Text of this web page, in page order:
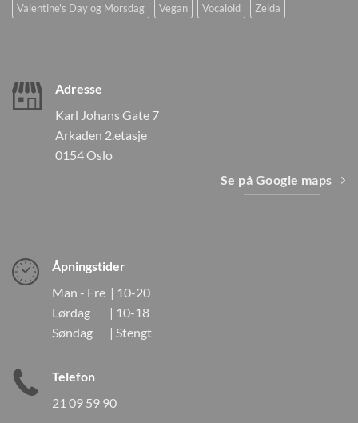
Valentine's Day og Morsdag
Vegan Vocaloid Zelda
Adresse
Karl Johans Gate 7
Arkaden 2.etasje
0154 Oslo
Se på Google maps
Åpningstider
Man - Fre | 10-20
Lørdag | 10-18
Søndag | Stengt
Telefon
21 09 59 90